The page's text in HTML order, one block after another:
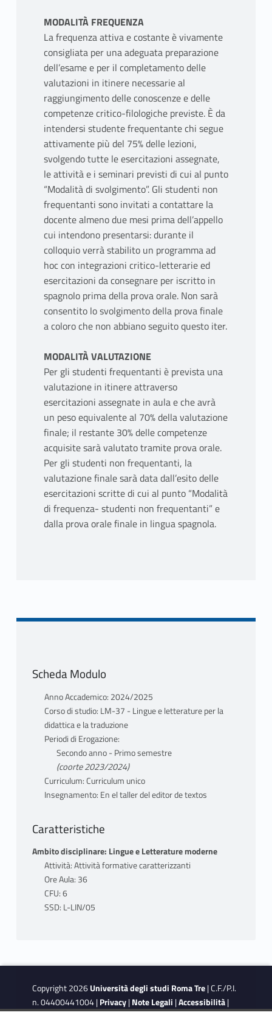
MODALITÀ FREQUENZA
La frequenza attiva e costante è vivamente
consigliata per una adeguata preparazione
dell’esame e per il completamento delle
valutazioni in itinere necessarie al
raggiungimento delle conoscenze e delle
competenze critico-filologiche previste. È da
intendersi studente frequentante chi segue
attivamente più del 75% delle lezioni,
svolgendo tutte le esercitazioni assegnate,
le attività e i seminari previsti di cui al punto
“Modalità di svolgimento”. Gli studenti non
frequentanti sono invitati a contattare la
docente almeno due mesi prima dell’appello
cui intendono presentarsi: durante il
colloquio verrà stabilito un programma ad
hoc con integrazioni critico-letterarie ed
esercitazioni da consegnare per iscritto in
spagnolo prima della prova orale. Non sarà
consentito lo svolgimento della prova finale
a coloro che non abbiano seguito questo iter.
MODALITÀ VALUTAZIONE
Per gli studenti frequentanti è prevista una
valutazione in itinere attraverso
esercitazioni assegnate in aula e che avrà
un peso equivalente al 70% della valutazione
finale; il restante 30% delle competenze
acquisite sarà valutato tramite prova orale.
Per gli studenti non frequentanti, la
valutazione finale sarà data dall’esito delle
esercitazioni scritte di cui al punto “Modalità
di frequenza- studenti non frequentanti” e
dalla prova orale finale in lingua spagnola.
Scheda Modulo
Anno Accademico: 2024/2025
Corso di studio: LM-37 - Lingue e letterature per la
didattica e la traduzione
Periodi di Erogazione:
Secondo anno - Primo semestre
(coorte 2023/2024)
Curriculum: Curriculum unico
Insegnamento: En el taller del editor de textos
Caratteristiche
Ambito disciplinare: Lingue e Letterature moderne
Attività: Attività formative caratterizzanti
Ore Aula: 36
CFU: 6
SSD: L-LIN/05
Copyright 2026Università degli studi Roma Tre| C.F./P.I.
n. 04400441004 |Privacy|Note Legali |Accessibilità|